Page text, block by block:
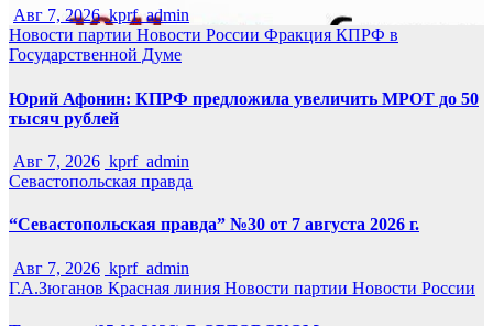
Авг 7, 2026 kprf_admin
Новости партии Новости России Фракция КПРФ в
Государственной Думе
Юрий Афонин: КПРФ предложила увеличить МРОТ до 50
тысяч рублей
Авг 7, 2026 kprf_admin
Севастопольская правда
“Севастопольская правда” №30 от 7 августа 2026 г.
Авг 7, 2026 kprf_admin
Г.А.Зюганов Красная линия Новости партии Новости России